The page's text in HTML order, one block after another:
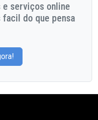
e serviços online
do que pensa